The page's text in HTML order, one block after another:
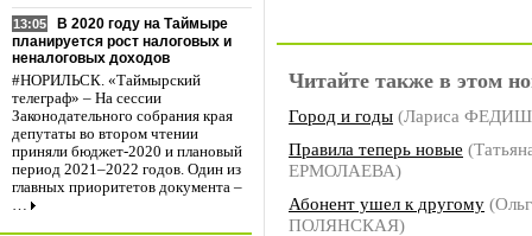
13:05
В 2020 году на Таймыре
планируется рост налоговых и
неналоговых доходов
#НОРИЛЬСК. «Таймырский
телеграф» – На сессии
Законодательного собрания края
депутаты во втором чтении
приняли бюджет-2020 и плановый
период 2021–2022 годов. Один из
главных приоритетов документа –
…
Читайте также в этом
Город и годы (Лариса
Правила теперь новые
ЕРМОЛАЕВА)
Абонент ушел к другому
ПОЛЯНСКАЯ)